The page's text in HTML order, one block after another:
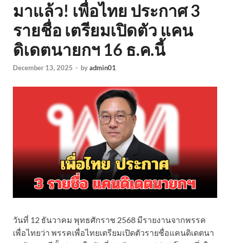
มาแล้ว! เพื่อไทย ประกาศ 3
รายชื่อ เตรียมเปิดตัว แคน
ดิเดตนายกฯ 16 ธ.ค.นี้
December 13, 2025 - byadmin01
วันที่ 12 ธันวาคม พุทธศักราช 2568 มีรายงานจากพรรค
เพื่อไทยว่า พรรคเพื่อไทยเตรียมเปิดตัวรายชื่อแคนดิเดตนา